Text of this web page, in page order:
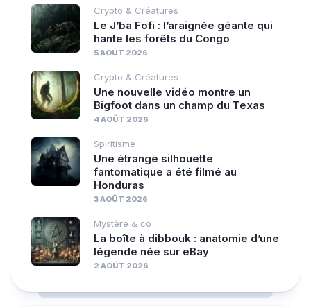
Crypto & Créatures
Le J’ba Fofi : l’araignée géante qui
hante les forêts du Congo
5 AOÛT 2026
Crypto & Créatures
Une nouvelle vidéo montre un
Bigfoot dans un champ du Texas
4 AOÛT 2026
Spiritisme
Une étrange silhouette
fantomatique a été filmé au
Honduras
3 AOÛT 2026
Mystère & co
La boîte à dibbouk : anatomie d’une
légende née sur eBay
2 AOÛT 2026